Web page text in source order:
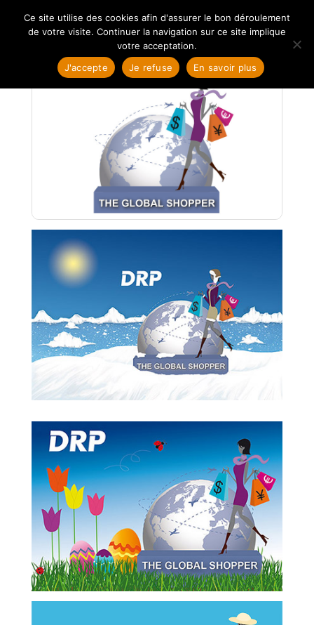
Ce site utilise des cookies afin d'assurer le bon déroulement
de votre visite. Continuer la navigation sur ce site implique
votre acceptation.
J'accepte
Je refuse En savoir plus